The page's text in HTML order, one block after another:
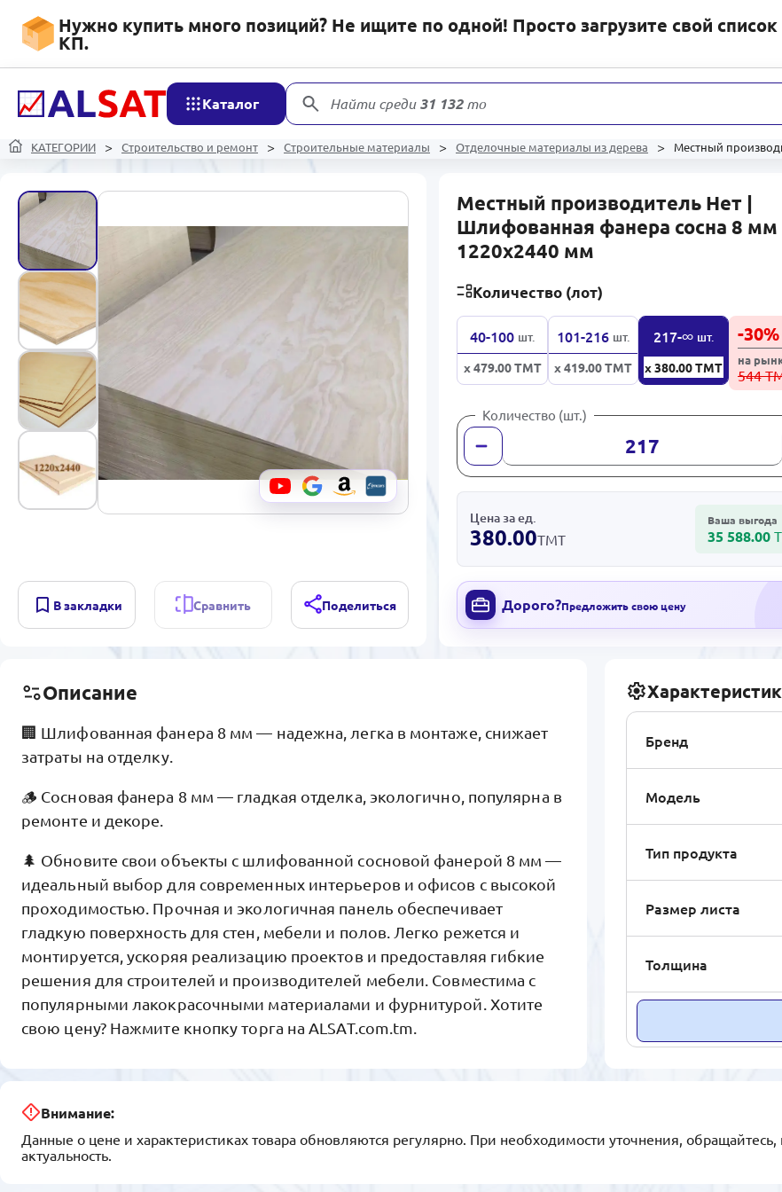
Нужно купить много позиций? Не ищите по одной! Просто загрузите свой
КП.
Каталог Найти среди31 132товаров
КАТЕГОРИИ Строительство и ремонт Строительные материалы Отделочные материалы из дерева Местный
В закладки Сравнить Поделиться
Местный производитель Нет |
Шлифованная фанера сосна 8 мм
1220x2440 мм
Количество (лот)
40-100 шт.
x 479.00ТМТ
101-216 шт.
x 419.00ТМТ
217-∞ шт.
x 380.00ТМТ
-30%
на
544
Количество (шт.)
Цена за ед.
380.00ТМТ
Ваша выгода
35 588.00
Дорого?Предложить свою цену
Описание
🏢 Шлифованная фанера 8 мм — надежна, легка в монтаже, снижает
затраты на отделку.
🪵 Сосновая фанера 8 мм — гладкая отделка, экологично, популярна в
ремонте и декоре.
🌲 Обновите свои объекты с шлифованной сосновой фанерой 8 мм —
идеальный выбор для современных интерьеров и офисов с высокой
проходимостью. Прочная и экологичная панель обеспечивает
гладкую поверхность для стен, мебели и полов. Легко режется и
монтируется, ускоряя реализацию проектов и предоставляя гибкие
решения для строителей и производителей мебели. Совместима с
популярными лакокрасочными материалами и фурнитурой. Хотите
свою цену? Нажмите кнопку торга на ALSAT.com.tm.
Бренд
Модель
Тип продукта
Размер листа
Толщина
Внимание:
Данные о цене и характеристиках товара обновляются регулярно. При необходимости уточнения, обращайтесь,
актуальность.